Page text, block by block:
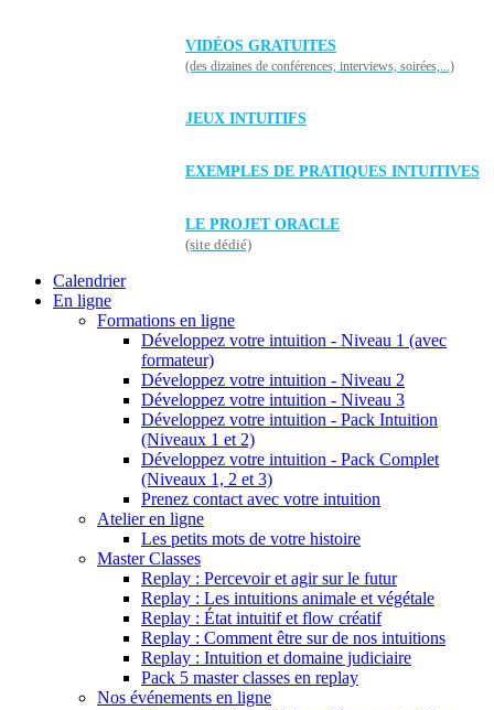
VIDÉOS GRATUITES
(des dizaines de conférences, interviews, soirées,...)
JEUX INTUITIFS
EXEMPLES DE PRATIQUES INTUITIVES
LE PROJET ORACLE
(site dédié)
Calendrier
En ligne
Formations en ligne
Développez votre intuition - Niveau 1 (avec
formateur)
Développez votre intuition - Niveau 2
Développez votre intuition - Niveau 3
Développez votre intuition - Pack Intuition
(Niveaux 1 et 2)
Développez votre intuition - Pack Complet
(Niveaux 1, 2 et 3)
Prenez contact avec votre intuition
Atelier en ligne
Les petits mots de votre histoire
Master Classes
Replay : Percevoir et agir sur le futur
Replay : Les intuitions animale et végétale
Replay : État intuitif et flow créatif
Replay : Comment être sur de nos intuitions
Replay : Intuition et domaine judiciaire
Pack 5 master classes en replay
Nos événements en ligne